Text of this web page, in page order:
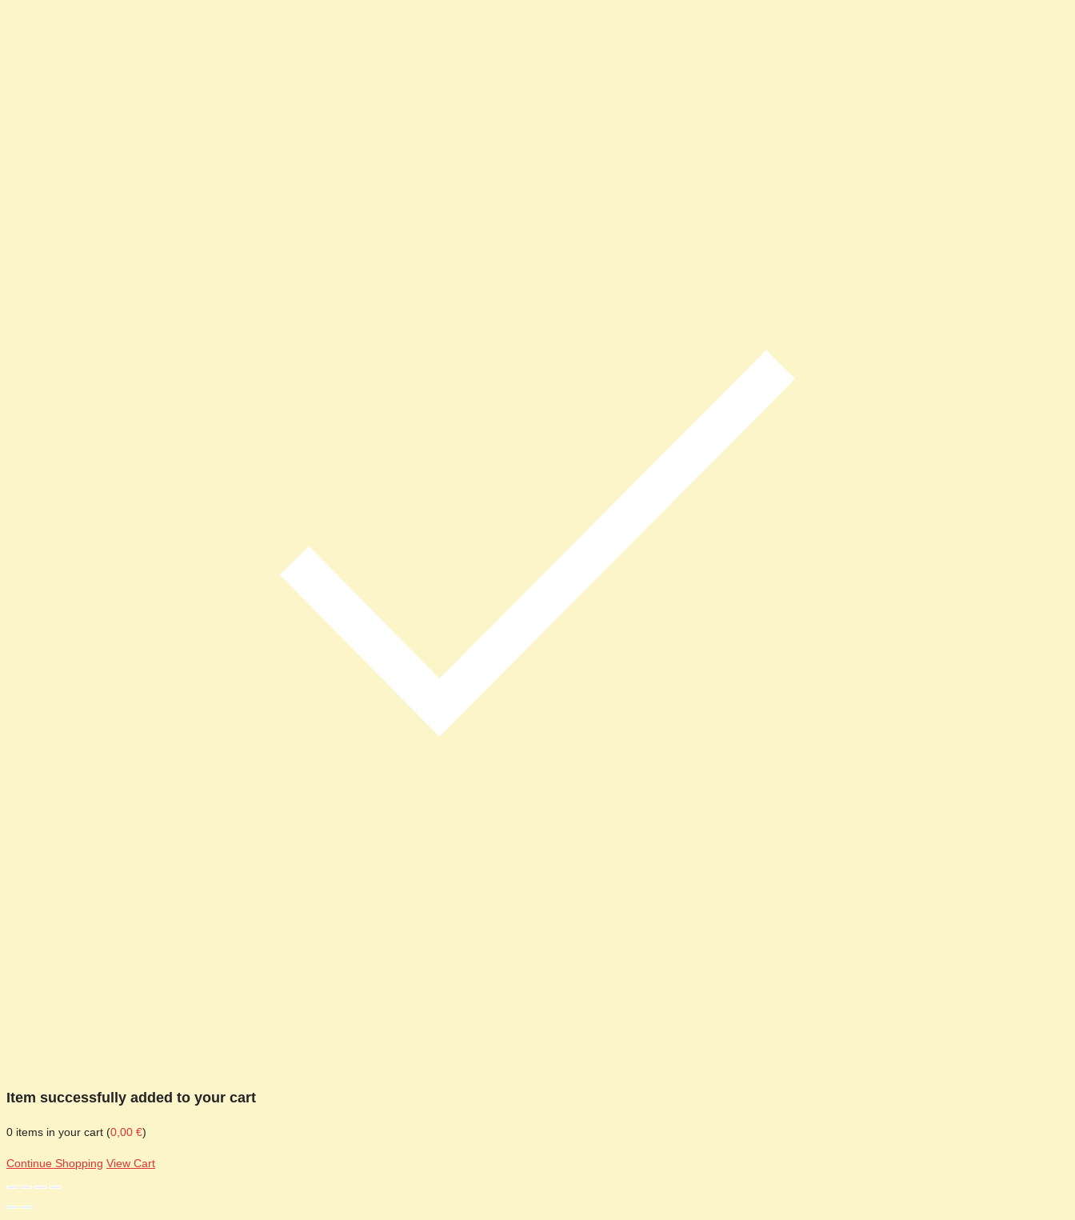
Item successfully added to your cart
0 items in your cart (0,00 €)
Continue Shopping View Cart